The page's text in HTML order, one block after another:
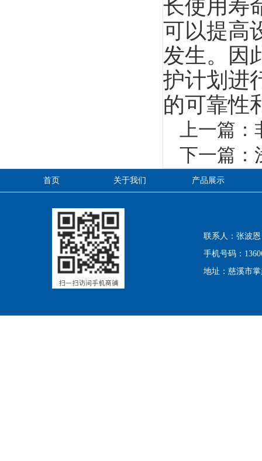
长使用寿
可以提高
发生。因
护计划进
的可靠性
上一篇：
下一篇：
首页 关于我们 产品展示
联系人：张波恩
手机号码：
地址：慈溪市